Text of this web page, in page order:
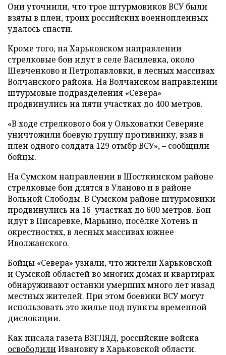
Они уточнили, что трое штурмовиков ВСУ были
взяты в плен, троих российских военнопленных
удалось спасти.
Кроме того, на Харьковском направлении
стрелковые бои идут в селе Василевка, около
Шевченково и Петропавловки, в лесных массивах
Волчанского района. На Волчанском направлении
штурмовые подразделения «Севера»
продвинулись на пяти участках до 400 метров.
«В ходе стрелкового боя у Ольховатки Северяне
уничтожили боевую группу противнику, взяв в
плен одного солдата 129 отмбр ВСУ», – сообщили
бойцы.
На Сумском направлении в Шосткинском районе
стрелковые бои длятся в Уланово и в районе
Вольной Слободы. В Сумском районе штурмовики
продвинулись на 16 участках до 600 метров. Бои
идут в Писаревке, Марьино, посёлке Хотень и
окрестностях, в лесных массивах южнее
Иволжанского.
Бойцы «Севера» узнали, что жители Харьковской
и Сумской областей во многих домах и квартирах
обнаруживают останки умерших много лет назад
местных жителей. При этом боевики ВСУ могут
использовать это жилье под пункты временной
дислокации.
Как писала газета ВЗГЛЯД, российские войска
освободилиИвановку в Харьковской области.